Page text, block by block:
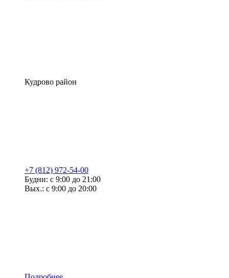
Кудрово район
+7 (812) 972-54-00
Будни: с 9:00 до 21:00
Вых.: с 9:00 до 20:00